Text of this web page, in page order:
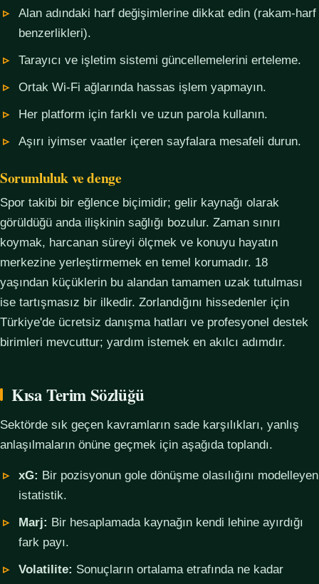
Alan adındaki harf değişimlerine dikkat edin (rakam-harf
benzerlikleri).
Tarayıcı ve işletim sistemi güncellemelerini erteleme.
Ortak Wi-Fi ağlarında hassas işlem yapmayın.
Her platform için farklı ve uzun parola kullanın.
Aşırı iyimser vaatler içeren sayfalara mesafeli durun.
Sorumluluk ve denge
Spor takibi bir eğlence biçimidir; gelir kaynağı olarak
görüldüğü anda ilişkinin sağlığı bozulur. Zaman sınırı
koymak, harcanan süreyi ölçmek ve konuyu hayatın
merkezine yerleştirmemek en temel korumadır. 18
yaşından küçüklerin bu alandan tamamen uzak tutulması
ise tartışmasız bir ilkedir. Zorlandığını hissedenler için
Türkiye'de ücretsiz danışma hatları ve profesyonel destek
birimleri mevcuttur; yardım istemek en akılcı adımdır.
Kısa Terim Sözlüğü
Sektörde sık geçen kavramların sade karşılıkları, yanlış
anlaşılmaların önüne geçmek için aşağıda toplandı.
xG: Bir pozisyonun gole dönüşme olasılığını modelleyen
istatistik.
Marj: Bir hesaplamada kaynağın kendi lehine ayırdığı
fark payı.
Volatilite: Sonuçların ortalama etrafında ne kadar